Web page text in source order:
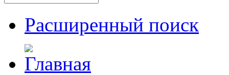
Расширенный поиск